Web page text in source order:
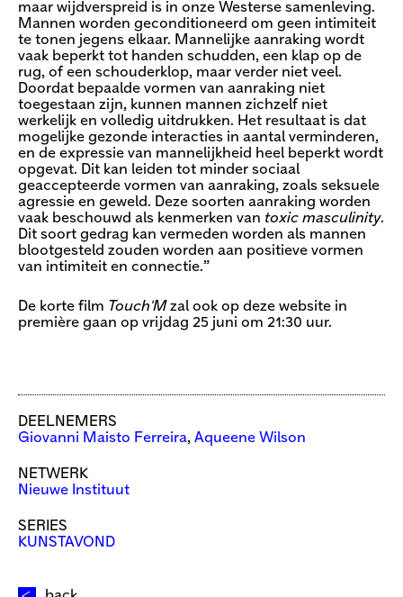
maar wijdverspreid is in onze Westerse samenleving.
Mannen worden geconditioneerd om geen intimiteit
te tonen jegens elkaar. Mannelijke aanraking wordt
vaak beperkt tot handen schudden, een klap op de
rug, of een schouderklop, maar verder niet veel.
Doordat bepaalde vormen van aanraking niet
toegestaan zijn, kunnen mannen zichzelf niet
werkelijk en volledig uitdrukken. Het resultaat is dat
mogelijke gezonde interacties in aantal verminderen,
en de expressie van mannelijkheid heel beperkt wordt
opgevat. Dit kan leiden tot minder sociaal
geaccepteerde vormen van aanraking, zoals seksuele
agressie en geweld. Deze soorten aanraking worden
vaak beschouwd als kenmerken van toxic masculinity.
Dit soort gedrag kan vermeden worden als mannen
blootgesteld zouden worden aan positieve vormen
van intimiteit en connectie.”
De korte film Touch'M zal ook op deze website in
première gaan op vrijdag 25 juni om 21:30 uur.
DEELNEMERS
Giovanni Maisto Ferreira, Aqueene Wilson
NETWERK
Nieuwe Instituut
SERIES
KUNSTAVOND